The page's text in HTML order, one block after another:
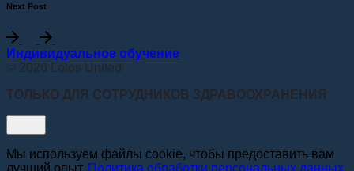
Next Post
Индивидуальное обучение
© 2026 Lotos United
ТОЛЬКО ДЛЯ СОТРУДНИКОВ ЗДРАВООХРАНЕНИЯ
Мы используем файлы cookie, чтобы предоставить вам
лучший опыт. Политика обработки персональных данных